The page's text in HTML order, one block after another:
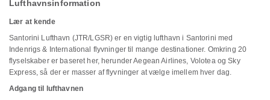
Lufthavnsinformation
Lær at kende
Santorini Lufthavn (JTR/LGSR) er en vigtig lufthavn i Santorini med
Indenrigs & International flyvninger til mange destinationer. Omkring 20
flyselskaber er baseret her, herunder Aegean Airlines, Volotea og Sky
Express, så der er masser af flyvninger at vælge imellem hver dag.
Adgang til lufthavnen